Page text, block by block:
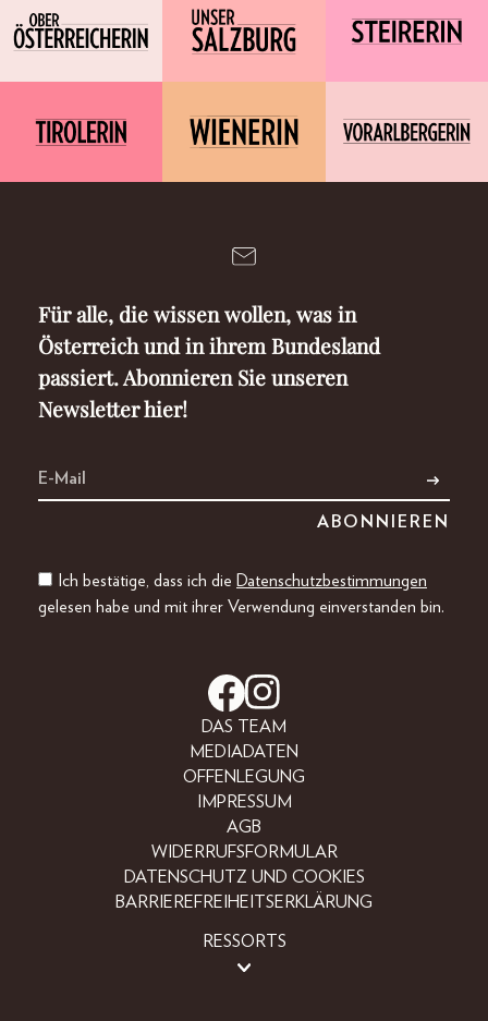
Für alle, die wissen wollen, was in
Österreich und in ihrem Bundesland
passiert. Abonnieren Sie unseren
Newsletter hier!
Ich bestätige, dass ich die Datenschutzbestimmungen
gelesen habe und mit ihrer Verwendung einverstanden bin.
DAS TEAM
MEDIADATEN
OFFENLEGUNG
IMPRESSUM
AGB
WIDERRUFSFORMULAR
DATENSCHUTZ UND COOKIES
BARRIEREFREIHEITSERKLÄRUNG
RESSORTS